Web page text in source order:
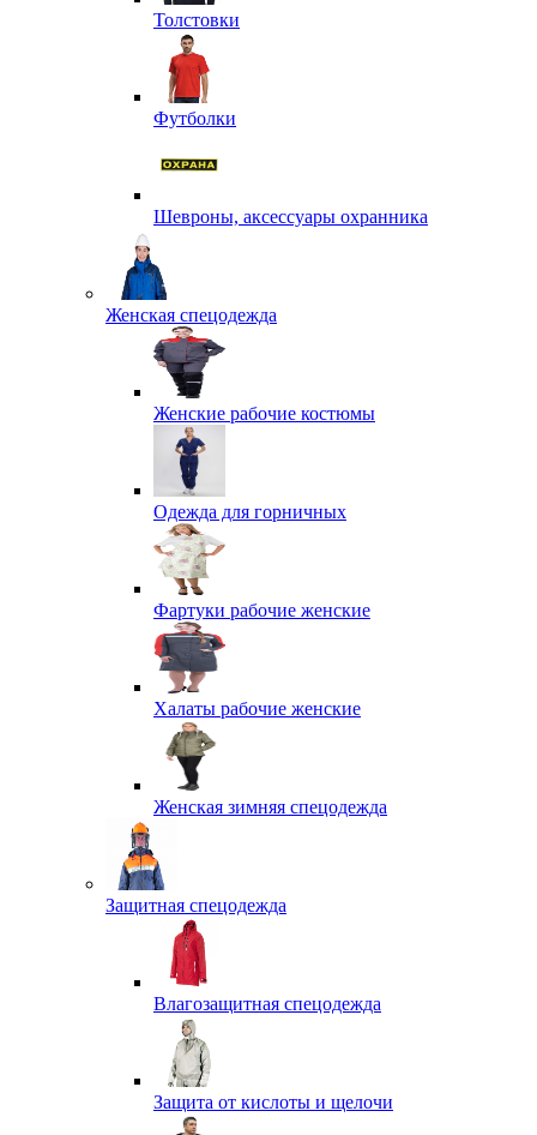
Толстовки
Футболки
Шевроны, аксессуары охранника
Женская спецодежда
Женские рабочие костюмы
Одежда для горничных
Фартуки рабочие женские
Халаты рабочие женские
Женская зимняя спецодежда
Защитная спецодежда
Влагозащитная спецодежда
Защита от кислоты и щелочи